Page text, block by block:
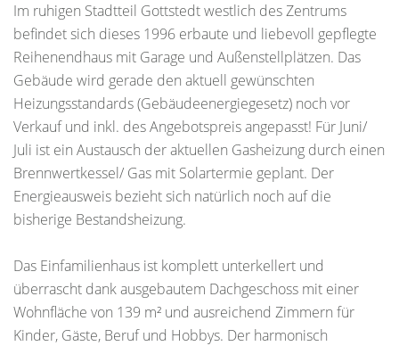
Im ruhigen Stadtteil Gottstedt westlich des Zentrums
befindet sich dieses 1996 erbaute und liebevoll gepflegte
Reihenendhaus mit Garage und Außenstellplätzen. Das
Gebäude wird gerade den aktuell gewünschten
Heizungsstandards (Gebäudeenergiegesetz) noch vor
Verkauf und inkl. des Angebotspreis angepasst! Für Juni/
Juli ist ein Austausch der aktuellen Gasheizung durch einen
Brennwertkessel/ Gas mit Solartermie geplant. Der
Energieausweis bezieht sich natürlich noch auf die
bisherige Bestandsheizung.
Das Einfamilienhaus ist komplett unterkellert und
überrascht dank ausgebautem Dachgeschoss mit einer
Wohnfläche von 139 m² und ausreichend Zimmern für
Kinder, Gäste, Beruf und Hobbys. Der harmonisch